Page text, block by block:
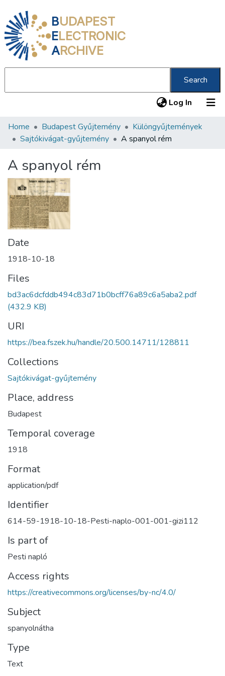
BUDAPEST
ELECTRONIC
ARCHIVE
Search
Log In (current)
Communities & Collections
Statistics
About us
Home Budapest Gyűjtemény
Különgyűjtemények
Sajtókivágat-gyűjtemény
A spanyol rém
A spanyol rém
Date
1918-10-18
Files
bd3ac6dcfddb494c83d71b0bcff76a89c6a5aba2.pdf
(432.9 KB)
URI
https://bea.fszek.hu/handle/20.500.14711/128811
Collections
Sajtókivágat-gyűjtemény
Place, address
Budapest
Temporal coverage
1918
Format
application/pdf
Identifier
614-59-1918-10-18-Pesti-naplo-001-001-gizi112
Is part of
Pesti napló
Access rights
https://creativecommons.org/licenses/by-nc/4.0/
Subject
spanyolnátha
Type
Text